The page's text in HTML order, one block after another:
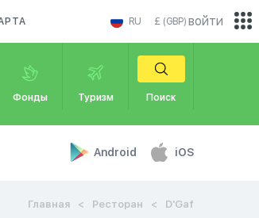
RU £ (GBP)
Фонды Туризм Поиск
Android iOS
войти
Главная Ресторан D'Gaf